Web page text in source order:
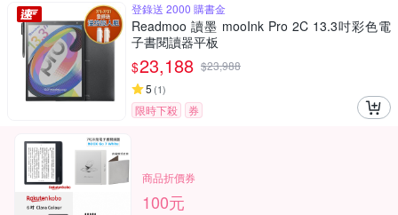
登錄送 2000 購書金
Readmoo 讀墨 mooInk Pro 2C 13.3吋彩色電
子書閱讀器平板
$23,188 $23,988
5 (1)
限時下殺 券
商品折價券
100元